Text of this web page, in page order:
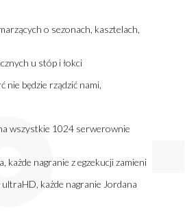
o sezonach, kasztelach,
u stóp i łokci
nie będzie rządzić nami,
wszystkie 1024 serwerownie
każde nagranie z egzekucji zamieni
każde nagranie Jordana